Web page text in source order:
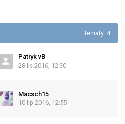
Tematy: 4
Patryk vB
28 lis 2016, 12:30
Macsch15
10 lip 2016, 12:55